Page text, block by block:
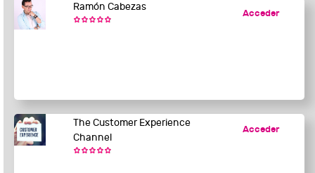
Ramón Cabezas
Acceder
The Customer Experience
Channel
Acceder